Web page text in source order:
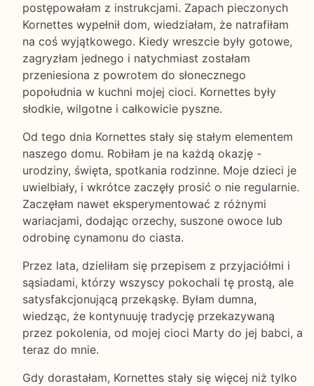
postępowałam z instrukcjami. Zapach pieczonych
Kornettes wypełnił dom, wiedziałam, że natrafiłam
na coś wyjątkowego. Kiedy wreszcie były gotowe,
zagryzłam jednego i natychmiast zostałam
przeniesiona z powrotem do słonecznego
popołudnia w kuchni mojej cioci. Kornettes były
słodkie, wilgotne i całkowicie pyszne.
Od tego dnia Kornettes stały się stałym elementem
naszego domu. Robiłam je na każdą okazję -
urodziny, święta, spotkania rodzinne. Moje dzieci je
uwielbiały, i wkrótce zaczęły prosić o nie regularnie.
Zaczęłam nawet eksperymentować z różnymi
wariacjami, dodając orzechy, suszone owoce lub
odrobinę cynamonu do ciasta.
Przez lata, dzieliłam się przepisem z przyjaciółmi i
sąsiadami, którzy wszyscy pokochali tę prostą, ale
satysfakcjonującą przekąskę. Byłam dumna,
wiedząc, że kontynuuję tradycję przekazywaną
przez pokolenia, od mojej cioci Marty do jej babci, a
teraz do mnie.
Gdy dorastałam, Kornettes stały się więcej niż tylko